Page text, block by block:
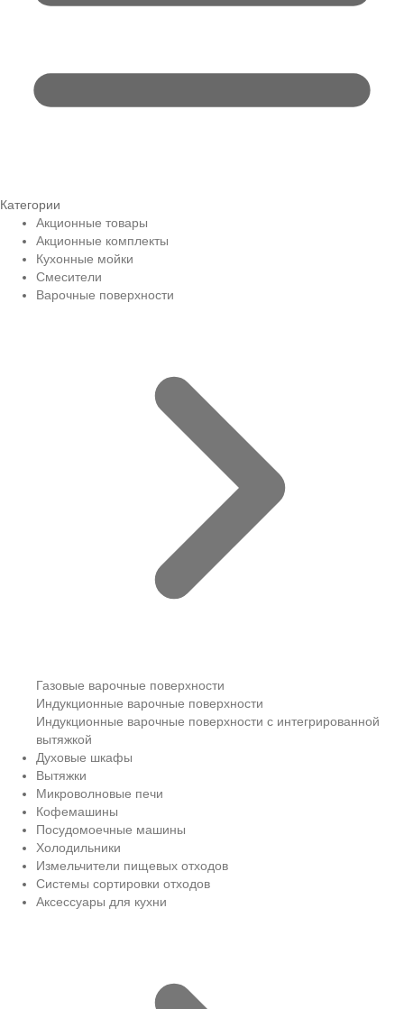
Категории
Акционные товары
Акционные комплекты
Кухонные мойки
Смесители
Варочные поверхности
Газовые варочные поверхности
Индукционные варочные поверхности
Индукционные варочные поверхности с интегрированной
вытяжкой
Духовые шкафы
Вытяжки
Микроволновые печи
Кофемашины
Посудомоечные машины
Холодильники
Измельчители пищевых отходов
Системы сортировки отходов
Аксессуары для кухни